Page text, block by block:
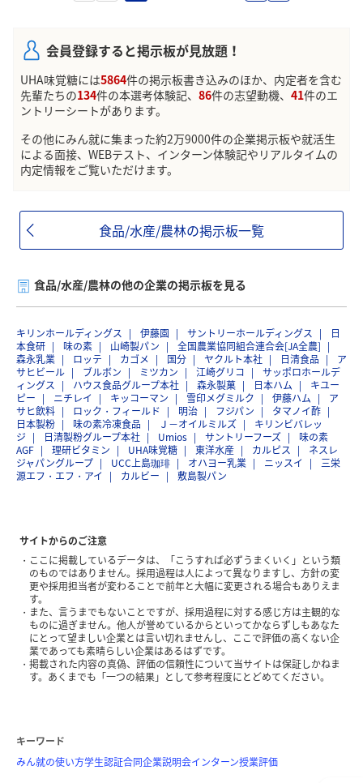
会員登録すると掲示板が見放題！
UHA味覚糖には5864件の掲示板書き込みのほか、内定者を含む
先輩たちの134件の本選考体験記、 86件の志望動機、 41件のエ
ントリーシートがあります。
その他にみん就に集まった約2万9000件の企業掲示板や就活生
による面接、WEBテスト、インターン体験記やリアルタイムの
内定情報をご覧いただけます。
食品/水産/農林の掲示板一覧
食品/水産/農林の他の企業の掲示板を見る
キリンホールディングス 伊藤園 サントリーホールディングス
日
本食研
味の素 山崎製パン
全国農業協同組合連合会[JA全農]
森永乳業
ロッテ カゴメ 国分 ヤクルト本社 日清食品
ア
サヒビール
ブルボン ミツカン 江崎グリコ
サッポロホールデ
ィングス
ハウス食品グループ本社 森永製菓 日本ハム
キユー
ピー
ニチレイ キッコーマン 雪印メグミルク 伊藤ハム
ア
サヒ飲料
ロック・フィールド 明治 フジパン
タマノイ酢
日本製粉
味の素冷凍食品 Ｊ－オイルミルズ
キリンビバレッ
ジ
日清製粉グループ本社 Umios サントリーフーズ
味の素
AGF
理研ビタミン UHA味覚糖 東洋水産 カルピス
ネスレ
ジャパングループ
UCC上島珈琲 オハヨー乳業 ニッスイ
三栄
源エフ・エフ・アイ
カルビー 敷島製パン
サイトからのご注意
ここに掲載しているデータは、「こうすれば必ずうまくいく」という類
のものではありません。採用過程は人によって異なりますし、方針の変
更や採用担当者が変わることで前年と大幅に変更される場合もありえま
す。
また、言うまでもないことですが、採用過程に対する感じ方は主観的な
ものに過ぎません。他人が誉めているからといってかならずしもあなた
にとって望ましい企業とは言い切れませんし、ここで評価の高くない企
業であっても素晴らしい企業はあるはずです。
掲載された内容の真偽、評価の信頼性について当サイトは保証しかねま
す。あくまでも「一つの結果」として参考程度にとどめてください。
キーワード
みん就の使い方学生認証合同企業説明会インターン授業評価